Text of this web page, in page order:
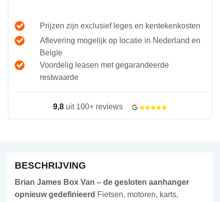
Prijzen zijn exclusief leges en kentekenkosten
Aflevering mogelijk op locatie in Nederland en
Belgïe
Voordelig leasen met gegarandeerde
restwaarde
9,8 uit 100+ reviews
BESCHRIJVING
Brian James Box Van – de gesloten aanhanger
opnieuw gedefinieerd Fietsen, motoren, karts,